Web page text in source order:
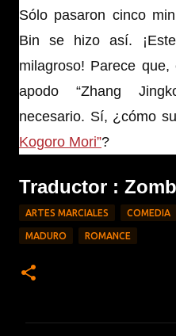
Sólo pasaron cinco
Bin se hizo así.
milagroso! Parece
apodo “Zhang
necesario. Sí, ¿cómo
Kogoro Mori”?
Traductor :
ARTES MARCIALES COMEDIA
MADURO ROMANCE